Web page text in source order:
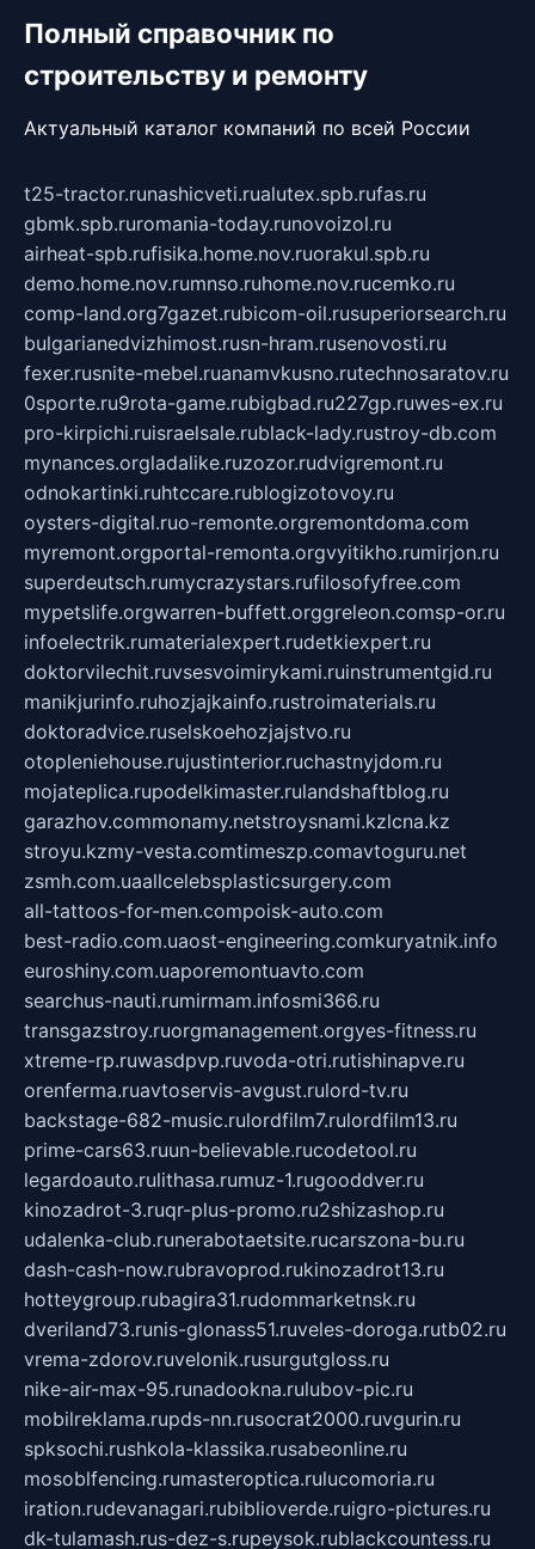
Полный справочник по
строительству и ремонту
Актуальный каталог компаний по всей России
t25-tractor.runashicveti.rualutex.spb.rufas.ru
gbmk.spb.ruromania-today.runovoizol.ru
airheat-spb.rufisika.home.nov.ruorakul.spb.ru
demo.home.nov.rumnso.ruhome.nov.rucemko.ru
comp-land.org7gazet.rubicom-oil.rusuperiorsearch.ru
bulgarianedvizhimost.rusn-hram.rusenovosti.ru
fexer.rusnite-mebel.ruanamvkusno.rutechnosaratov.ru
0sporte.ru9rota-game.rubigbad.ru227gp.ruwes-ex.ru
pro-kirpichi.ruisraelsale.rublack-lady.rustroy-db.com
mynances.orgladalike.ruzozor.rudvigremont.ru
odnokartinki.ruhtccare.rublogizotovoy.ru
oysters-digital.ruo-remonte.orgremontdoma.com
myremont.orgportal-remonta.orgvyitikho.rumirjon.ru
superdeutsch.rumycrazystars.rufilosofyfree.com
mypetslife.orgwarren-buffett.orggreleon.comsp-or.ru
infoelectrik.rumaterialexpert.rudetkiexpert.ru
doktorvilechit.ruvsesvoimirykami.ruinstrumentgid.ru
manikjurinfo.ruhozjajkainfo.rustroimaterials.ru
doktoradvice.ruselskoehozjajstvo.ru
otopleniehouse.rujustinterior.ruchastnyjdom.ru
mojateplica.rupodelkimaster.rulandshaftblog.ru
garazhov.commonamy.netstroysnami.kzlcna.kz
stroyu.kzmy-vesta.comtimeszp.comavtoguru.net
zsmh.com.uaallcelebsplasticsurgery.com
all-tattoos-for-men.compoisk-auto.com
best-radio.com.uaost-engineering.comkuryatnik.info
euroshiny.com.uaporemontuavto.com
searchus-nauti.rumirmam.infosmi366.ru
transgazstroy.ruorgmanagement.orgyes-fitness.ru
xtreme-rp.ruwasdpvp.ruvoda-otri.rutishinapve.ru
orenferma.ruavtoservis-avgust.rulord-tv.ru
backstage-682-music.rulordfilm7.rulordfilm13.ru
prime-cars63.ruun-believable.rucodetool.ru
legardoauto.rulithasa.rumuz-1.rugooddver.ru
kinozadrot-3.ruqr-plus-promo.ru2shizashop.ru
udalenka-club.runerabotaetsite.rucarszona-bu.ru
dash-cash-now.rubravoprod.rukinozadrot13.ru
hotteygroup.rubagira31.rudommarketnsk.ru
dveriland73.runis-glonass51.ruveles-doroga.rutb02.ru
vrema-zdorov.ruvelonik.rusurgutgloss.ru
nike-air-max-95.runadookna.rulubov-pic.ru
mobilreklama.rupds-nn.rusocrat2000.ruvgurin.ru
spksochi.rushkola-klassika.rusabeonline.ru
mosoblfencing.rumasteroptica.rulucomoria.ru
iration.rudevanagari.rubiblioverde.ruigro-pictures.ru
dk-tulamash.rus-dez-s.rupeysok.rublackcountess.ru